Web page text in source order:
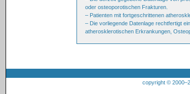
oder osteoporotischen Frakturen.
– Patienten mit fortgeschrittenen
– Die vorliegende Datenlage rechtfertigt
atherosklerotischen Erkrankungen,
copyright ©